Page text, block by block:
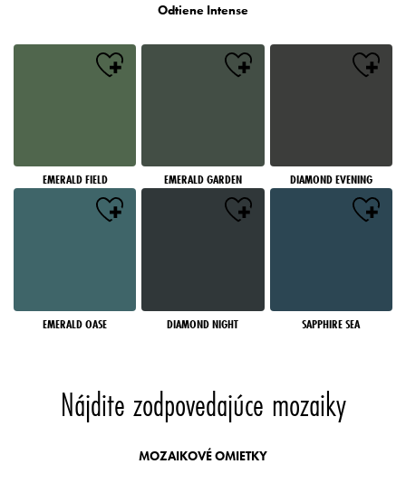
Odtiene Intense
EMERALD FIELD EMERALD GARDEN DIAMOND EVENING
EMERALD OASE DIAMOND NIGHT SAPPHIRE SEA
Nájdite zodpovedajúce mozaiky
MOZAIKOVÉ OMIETKY